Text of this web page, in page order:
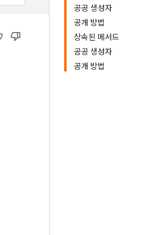
공공 생성자
공개 방법
상속된 메서드
공공 생성자
공개 방법